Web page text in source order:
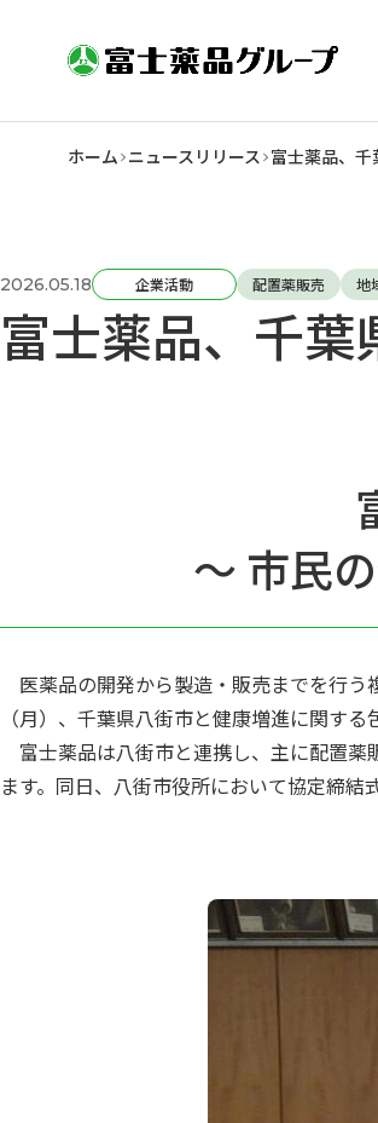
ホーム ニュースリリース 富士薬品、
2026.05.18 企業活動 配置薬販売 地
富士薬品、千
～ 市民
医薬品の開発から製造・販売までを行
（月）、千葉県八街市と健康増進に関す
富士薬品は八街市と連携し、主に配置薬
ます。同日、八街市役所において協定締結